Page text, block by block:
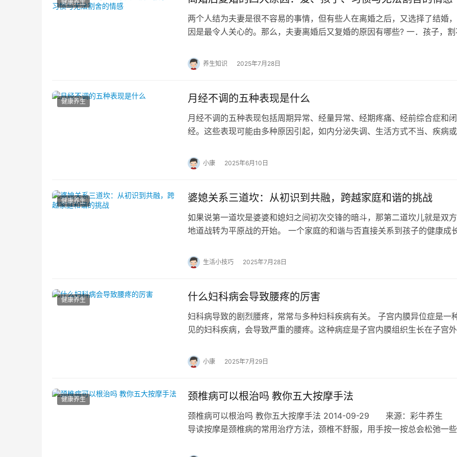
健康养生
两个人结为夫妻是很不容易的事情，但有些人在离婚之后，又选择了结婚
因是最令人关心的。那么，夫妻离婚后又复婚的原因有哪些? 一．孩子，割
养生知识 2025年7月28日
健康养生 月经不调的五种表现是什么
月经不调的五种表现包括周期异常、经量异常、经期疼痛、经前综合症和闭
经。这些表现可能由多种原因引起，如内分泌失调、生活方式不当、疾病或
小康 2025年6月10日
健康养生 婆媳关系三道坎：从初识到共融，跨越家庭和谐的挑战
如果说第一道坎是婆婆和媳妇之间初次交锋的暗斗，那第二道坎儿就是双
地道战转为平原战的开始。 一个家庭的和谐与否直接关系到孩子的健康成
生活小技巧 2025年7月28日
健康养生 什么妇科病会导致腰疼的厉害
妇科病导致的剧烈腰疼，常常与多种妇科疾病有关。 子宫内膜异位症是一
见的妇科疾病，会导致严重的腰疼。这种病症是子宫内膜组织生长在子宫外
小康 2025年7月29日
健康养生 颈椎病可以根治吗 教你五大按摩手法
颈椎病可以根治吗 教你五大按摩手法 2014-09-29 来源：彩牛养
导读按摩是颈椎病的常用治疗方法，颈椎不舒服，用手按一按总会松弛一些